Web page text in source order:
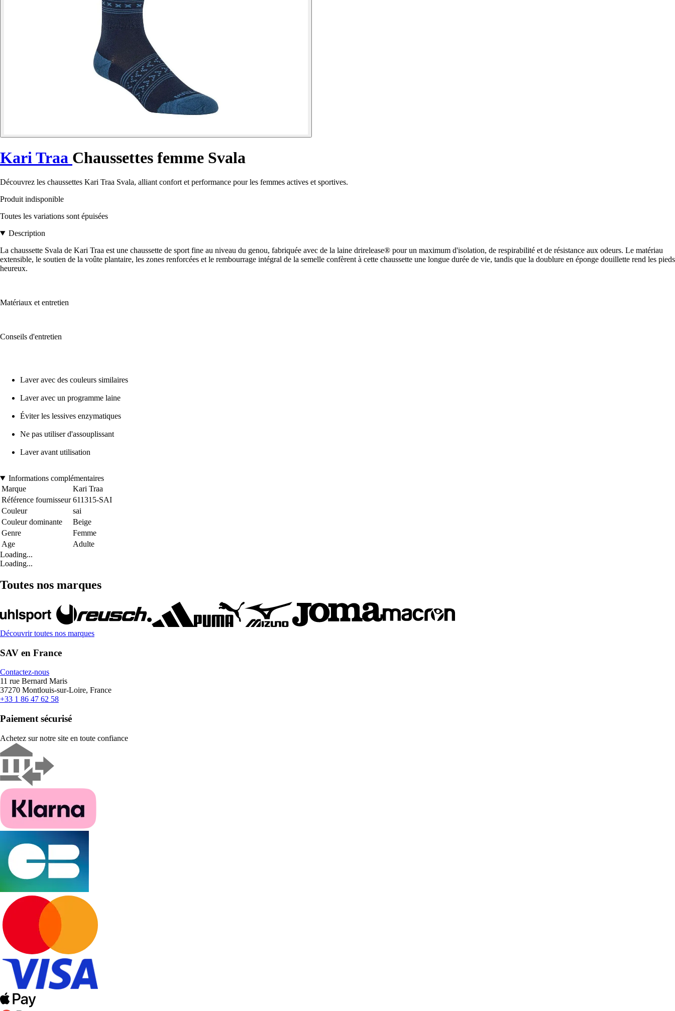
Kari Traa Chaussettes femme Svala
Découvrez les chaussettes Kari Traa Svala, alliant confort et performance pour les femmes actives et sportives.
Produit indisponible
Toutes les variations sont épuisées
Description
La chaussette Svala de Kari Traa est une chaussette de sport fine au niveau du genou, fabriquée avec de la laine drirelease® pour un maximum d'isolation, de respirabilité et de résistance aux odeurs. Le matériau
extensible, le soutien de la voûte plantaire, les zones renforcées et le rembourrage intégral de la semelle confèrent à cette chaussette une longue durée de vie, tandis que la doublure en éponge douillette rend les pieds
heureux.
Matériaux et entretien
Conseils d'entretien
Laver avec des couleurs similaires
Laver avec un programme laine
Éviter les lessives enzymatiques
Ne pas utiliser d'assouplissant
Laver avant utilisation
Informations complémentaires
Marque
Kari Traa
Référence fournisseur 611315-SAI
Couleur
sai
Couleur dominante
Beige
Genre
Femme
Age
Adulte
Loading...
Loading...
Toutes nos marques
Découvrir toutes nos marques
SAV en France
Contactez-nous
11 rue Bernard Maris
37270 Montlouis-sur-Loire, France
+33 1 86 47 62 58
Paiement sécurisé
Achetez sur notre site en toute confiance